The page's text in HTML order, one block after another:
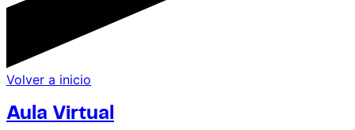
Volver a inicio
Aula Virtual